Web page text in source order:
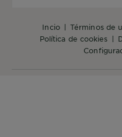
incio términos de
política de cookies